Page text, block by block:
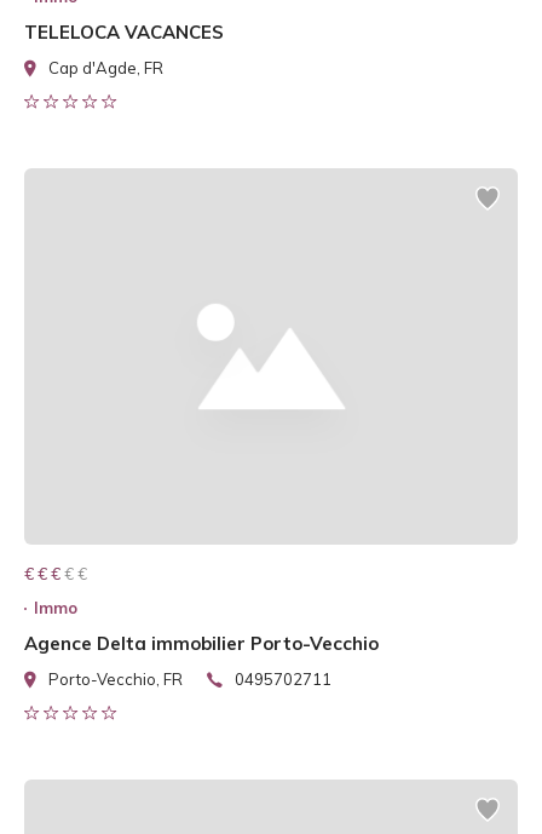
TELELOCA VACANCES
Cap d'Agde, FR
€ € € € €
€ € €
Immo
Agence Delta immobilier Porto-Vecchio
Porto-Vecchio, FR 0495702711